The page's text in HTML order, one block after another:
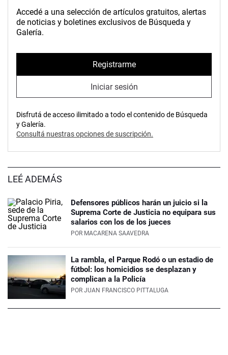
Accedé a una selección de artículos gratuitos, alertas
de noticias y boletines exclusivos de Búsqueda y
Galería.
Registrarme
Iniciar sesión
Disfrutá de acceso ilimitado a todo el contenido de Búsqueda
y Galería.
Consultá nuestras opciones de suscripción.
LEÉ ADEMÁS
Defensores públicos harán un juicio si la
Suprema Corte de Justicia no equipara sus
salarios con los de los jueces
POR MACARENA SAAVEDRA
La rambla, el Parque Rodó o un estadio de
fútbol: los homicidios se desplazan y
complican a la Policía
POR JUAN FRANCISCO PITTALUGA